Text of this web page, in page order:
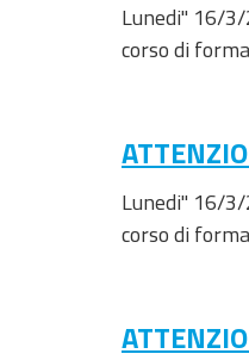
Lunedi'' 16/
corso di
Lunedi'' 16/
corso di